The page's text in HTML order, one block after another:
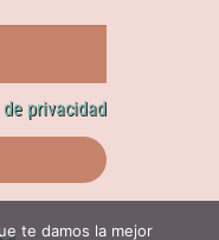
privacidad
te damos la mejor